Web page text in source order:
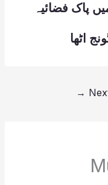
پاک فضائیہ
اٹھا
→